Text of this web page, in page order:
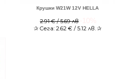
Крушки W21W 12V HELLA
2.91 € / 5.69 лв
✰ Сега: 2.62 € / 5.12 лв.✰